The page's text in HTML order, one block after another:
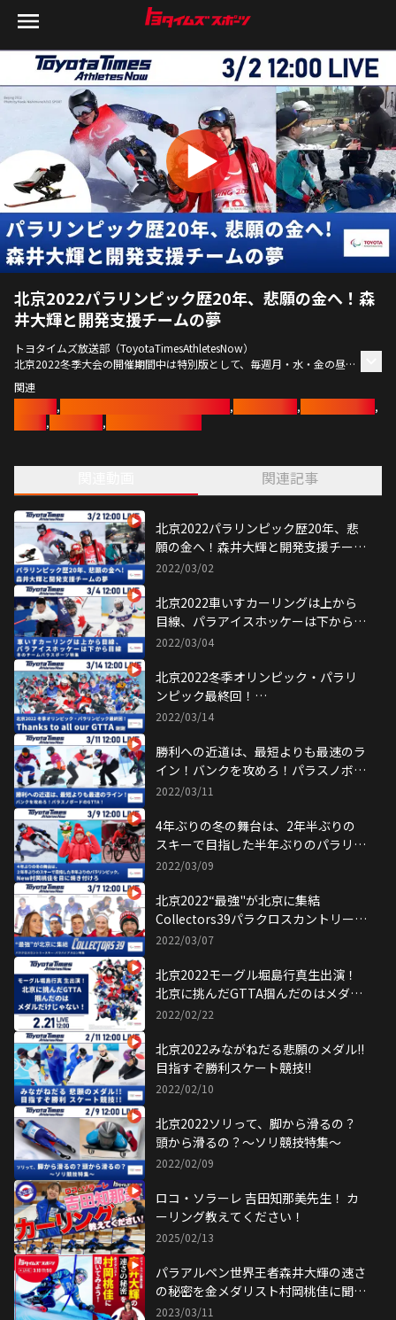
北京2022パラリンピック歴20年、悲願の金へ！森
井大輝と開発支援チームの夢
トヨタイムズ放送部（ToyotaTimesAthletesNow）
北京2022冬季大会の開催期間中は特別版として、毎週月・水・金の昼
12時から生放送を実施します。トヨタイムズでおなじみの森田記者と元
アスリート社員である小塚崇彦やOBアスリートが出演しトヨタのアス
リートの情報をお届け。
トヨタの家族の家族による家族のための番組「トヨタイムズ放送部
■特集：パラリンピック暦20年、悲願の金へ！森井大輝と開発支援チー
ムの夢
森井大輝（日本/パラアルペンスキー）
アンドリュー・クルカ（USA/パラアルペンスキー）
関連
, , ,
,
, ,
関連記事
北京2022パラリンピック歴20年、悲
願の金へ！森井大輝と開発支援チーム
の夢
2022/03/02
北京2022車いすカーリングは上から
目線、パラアイスホッケーは下から目
線冬のチームパラスポーツ特集
2022/03/04
北京2022冬季オリンピック・パラリ
ンピック最終回！
ThankstoallourGTTA​謝謝
2022/03/14
勝利への近道は、最短よりも最速のラ
イン！バンクを攻めろ！パラスノボー
ドのGTTA！
2022/03/11
4年ぶりの冬の舞台は、2年半ぶりの
スキーで目指した半年ぶりのパラリン
ピック。New村岡桃佳を目に焼き付け
2022/03/09
北京2022“最強"が北京に集結
Collectors39パラクロスカントリース
キー･パラバイアスロン特集
2022/03/07
北京2022モーグル堀島行真生出演！
北京に挑んだGTTA掴んだのはメダル
だけじゃない！
2022/02/22
北京2022みながねだる悲願のメダル!!
目指すぞ勝利スケート競技!!
2022/02/10
北京2022ソリって、脚から滑るの？
頭から滑るの？～ソリ競技特集～
2022/02/09
ロコ・ソラーレ 吉田知那美先生！ カ
ーリング教えてください！
2025/02/13
パラアルペン世界王者森井大輝の速さ
の秘密を金メダリスト村岡桃佳に聞い
てみよう
2023/03/11